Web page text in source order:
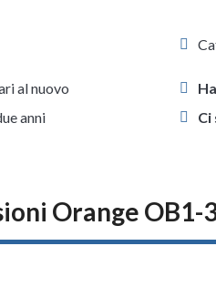
al nuovo
anni
Ci
Orange